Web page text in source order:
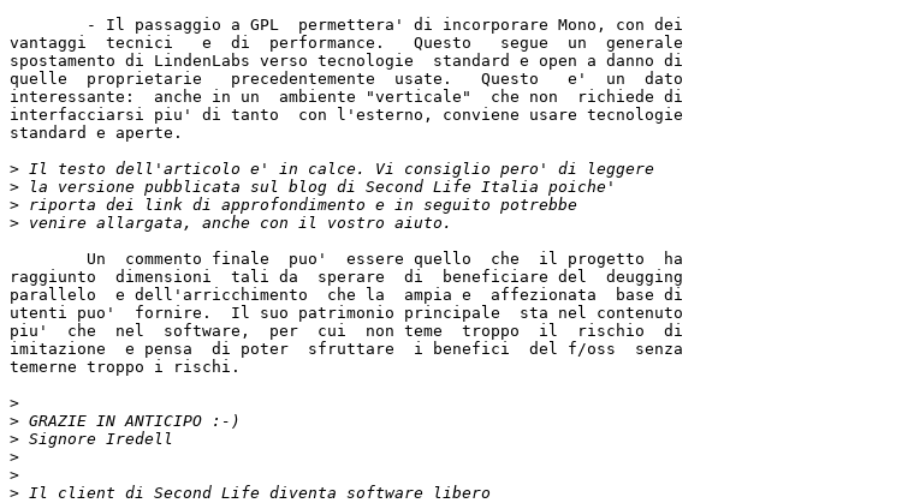
vantaggi  tecnici   e  di  performance.   Questo   segue  un  generale
spostamento di LindenLabs verso tecnologie  standard e open a danno di
quelle  proprietarie   precedentemente  usate.   Questo   e'  un  dato
interessante:  anche in un  ambiente "verticale"  che non  richiede di
interfacciarsi piu' di tanto  con l'esterno, conviene usare tecnologie
standard e aperte.
>
>
>
>
raggiunto  dimensioni  tali da  sperare  di  beneficiare del  deugging
parallelo  e dell'arricchimento  che la  ampia e  affezionata  base di
utenti puo'  fornire.  Il suo patrimonio principale  sta nel contenuto
piu'  che  nel  software,  per  cui  non teme  troppo  il  rischio  di
imitazione  e pensa  di poter  sfruttare  i benefici  del f/oss  senza
temerne troppo i rischi.
>
>
>
>
>
>